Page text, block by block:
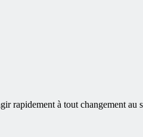
rapidement à tout changement au